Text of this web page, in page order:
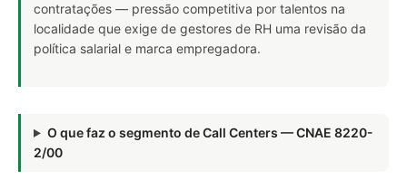
contratações — pressão competitiva por talentos na
localidade que exige de gestores de RH uma revisão da
política salarial e marca empregadora.
O que faz o segmento de Call Centers — CNAE 8220-
2/00